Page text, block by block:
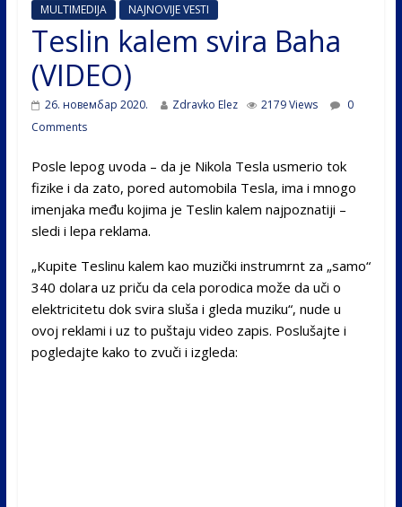
MULTIMEDIJA NAJNOVIJE VESTI
Teslin kalem svira Baha
(VIDEO)
26. новембар 2020. Zdravko Elez 2179 Views
0
Comments
Posle lepog uvoda – da je Nikola Tesla usmerio tok
fizike i da zato, pored automobila Tesla, ima i mnogo
imenjaka među kojima je Teslin kalem najpoznatiji –
sledi i lepa reklama.
„Kupite Teslinu kalem kao muzički instrumrnt za „samo“
340 dolara uz priču da cela porodica može da uči o
elektricitetu dok svira sluša i gleda muziku“, nude u
ovoj reklami i uz to puštaju video zapis. Poslušajte i
pogledajte kako to zvuči i izgleda: